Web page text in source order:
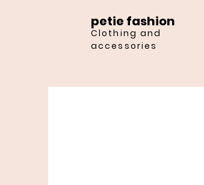
petie fashion
Clothing and
accessories